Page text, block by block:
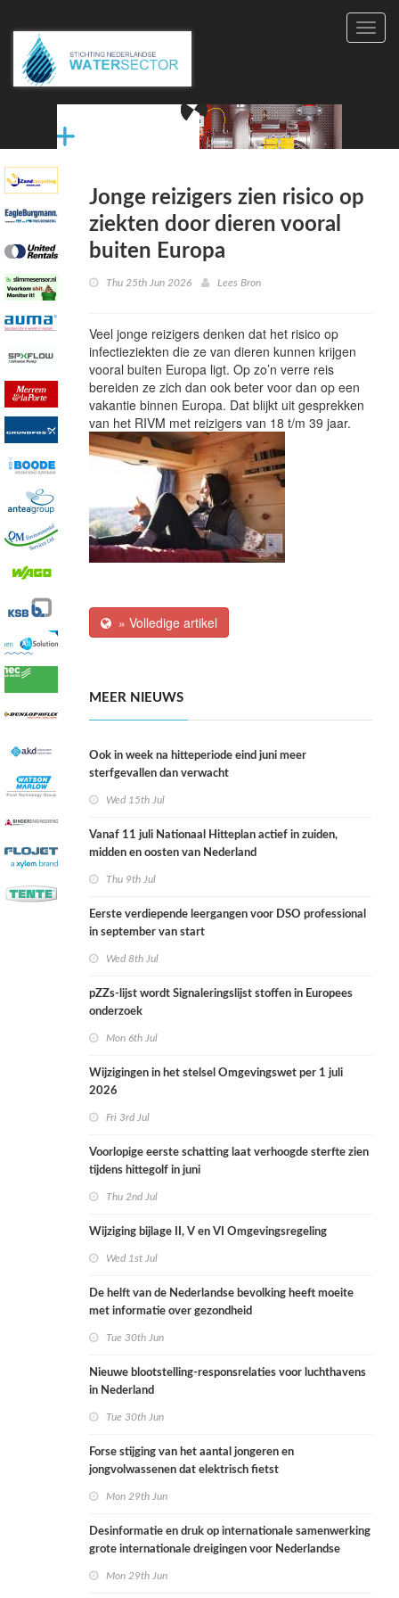
Jonge reizigers zien risico op
ziekten door dieren vooral
buiten Europa
Thu 25th Jun 2026 Lees Bron
Veel jonge reizigers denken dat het risico op
infectieziekten die ze van dieren kunnen krijgen
vooral buiten Europa ligt. Op zo’n verre reis
bereiden ze zich dan ook beter voor dan op een
vakantie binnen Europa. Dat blijkt uit gesprekken
van het RIVM met reizigers van 18 t/m 39 jaar.
» Volledige artikel
MEER NIEUWS
Ook in week na hitteperiode eind juni meer
sterfgevallen dan verwacht
Wed 15th Jul
Vanaf 11 juli Nationaal Hitteplan actief in zuiden,
midden en oosten van Nederland
Thu 9th Jul
Eerste verdiepende leergangen voor DSO professional
in september van start
Wed 8th Jul
pZZs-lijst wordt Signaleringslijst stoffen in Europees
onderzoek
Mon 6th Jul
Wijzigingen in het stelsel Omgevingswet per 1 juli
2026
Fri 3rd Jul
Voorlopige eerste schatting laat verhoogde sterfte zien
tijdens hittegolf in juni
Thu 2nd Jul
Wijziging bijlage II, V en VI Omgevingsregeling
Wed 1st Jul
De helft van de Nederlandse bevolking heeft moeite
met informatie over gezondheid
Tue 30th Jun
Nieuwe blootstelling-responsrelaties voor luchthavens
in Nederland
Tue 30th Jun
Forse stijging van het aantal jongeren en
jongvolwassenen dat elektrisch fietst
Mon 29th Jun
Desinformatie en druk op internationale samenwerking
grote internationale dreigingen voor Nederlandse
Mon 29th Jun